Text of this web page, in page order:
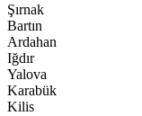
Şırnak
Bartın
Ardahan
Iğdır
Yalova
Karabük
Kilis